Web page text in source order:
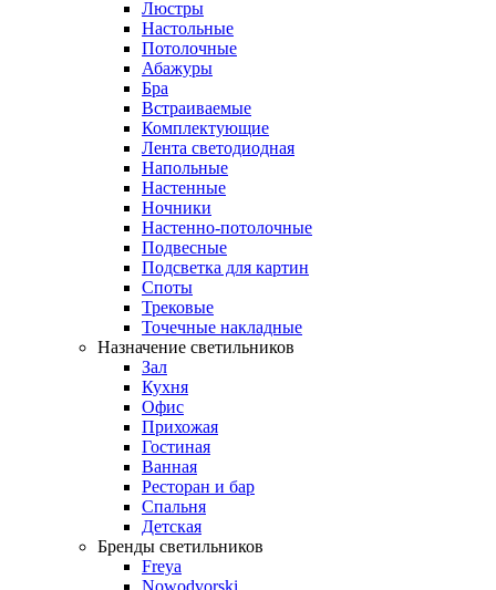
Люстры
Настольные
Потолочные
Абажуры
Бра
Встраиваемые
Комплектующие
Лента светодиодная
Напольные
Настенные
Ночники
Настенно-потолочные
Подвесные
Подсветка для картин
Споты
Трековые
Точечные накладные
Назначение светильников
Зал
Кухня
Офис
Прихожая
Гостиная
Ванная
Ресторан и бар
Спальня
Детская
Бренды светильников
Freya
Nowodvorski